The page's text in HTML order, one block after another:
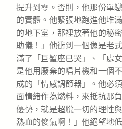
提升到零。否則，他那份單
的實體。他緊張地跑進他堆
的地下室，那裡放著他的秘
助儀！」他衝到一個像是老
滿了「巨蟹座已哭」、「處
是他用廢棄的唱片機和一個
成的「情感調節器」。他必
面情緒作為燃料，來抵抗那
優勢，就是超脫一切的理性
熱血的傻氣啊！」他絕望地